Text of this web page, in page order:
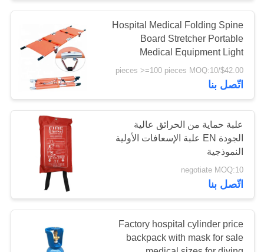
اتصل
أخبار
القضايا
اطلب
اقتباس
خريطة
الموقع
مجموعة الإسعافات
الأولية التكتيكية
45
صندوق توزيع حبوب
الدواء
133
Hospital Medical Folding Spine
Board Stretcher Portable
Medical Equipment Light
Weight Stretcher
$42.00/pieces >=100 pieces MOQ:10
اتّصل بنا
علبة حماية من الحرائق عالية
الجودة EN علبة الإسعافات الأولية
النموذجية
negotiate MOQ:10
اتّصل بنا
Factory hospital cylinder price
backpack with mask for sale